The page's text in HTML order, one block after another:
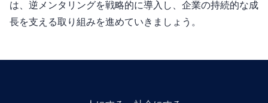
は、逆メンタリングを戦略的に導入し、企業の持続的な成
長を支える取り組みを進めていきましょう。